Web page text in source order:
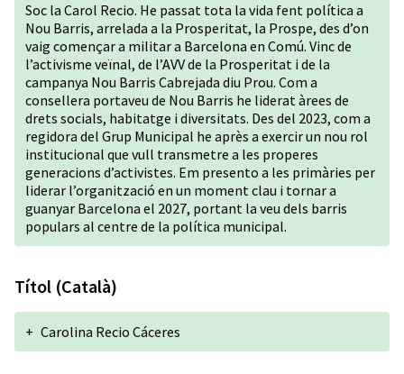
Soc la Carol Recio. He passat tota la vida fent política a
Nou Barris, arrelada a la Prosperitat, la Prospe, des d’on
vaig començar a militar a Barcelona en Comú. Vinc de
l’activisme veïnal, de l’AVV de la Prosperitat i de la
campanya Nou Barris Cabrejada diu Prou. Com a
consellera portaveu de Nou Barris he liderat àrees de
drets socials, habitatge i diversitats. Des del 2023, com a
regidora del Grup Municipal he après a exercir un nou rol
institucional que vull transmetre a les properes
generacions d’activistes. Em presento a les primàries per
liderar l’organització en un moment clau i tornar a
guanyar Barcelona el 2027, portant la veu dels barris
populars al centre de la política municipal.
Títol (Català)
+ Carolina Recio Cáceres